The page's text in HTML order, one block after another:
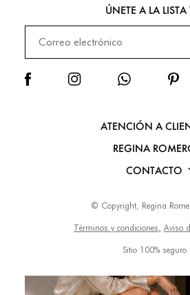
ATENCIÓN A
REGINA
CONTACTO
ÚNETE A LA LISTA
© Copyright, Regina
Términos y condiciones, Aviso
Sitio 100% seguro